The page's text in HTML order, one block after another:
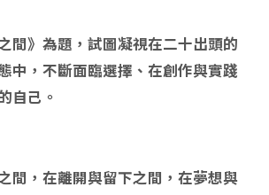
間》為題，試圖凝視在二十出頭的
中，不斷面臨選擇、在創作與實踐
自己。
間，在離開與留下之間，在夢想與